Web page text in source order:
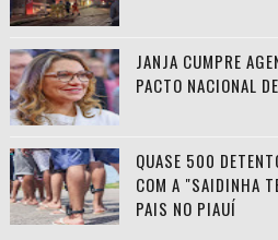
JANJA CUMPRE
PACTO NACIONAL
QUASE 500
COM A "SAIDINHA
PAIS NO PIAUÍ